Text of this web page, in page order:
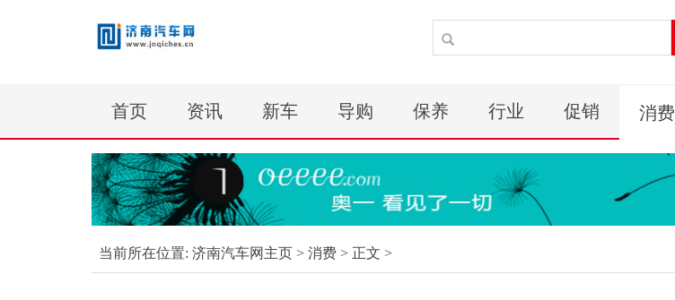
首页 资讯 新车 导购 保养 行业 促销 消费
当前所在位置: 济南汽车网主页 > 消费 > 正文 >